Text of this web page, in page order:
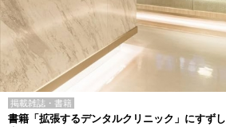
掲載雑誌・書籍
書籍「拡張するデンタルクリニック」にすず